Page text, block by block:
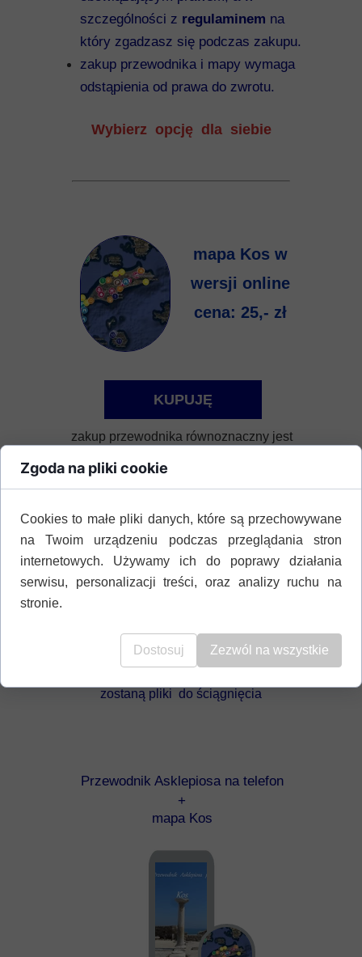
szczególności z regulaminem na
który zgadzasz się podczas zakupu.
zakup przewodnika i mapy wymaga
odstąpienia od prawa do zwrotu.
Wybierz opcję dla siebie
zakup przewodnika równoznaczny jest
mapa Kos w
wersji online
cena: 25,- zł
KUPUJĘ
Przewodnik Asklepiosa po Kos
40,- zł zamiast 50,- zł
zostaną pliki do ściągnięcia
Przewodnik Asklepiosa na telefon
+
mapa Kos
Zgoda na pliki cookie
Cookies to małe pliki danych, które są przechowywane
na Twoim urządzeniu podczas przeglądania stron
internetowych. Używamy ich do poprawy działania
serwisu, personalizacji treści, oraz analizy ruchu na
stronie.
Dostosuj Zezwól na wszystkie